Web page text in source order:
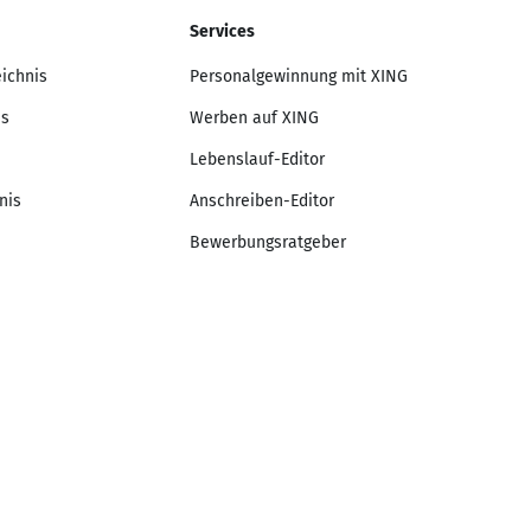
Services
Personalgewinnung mit XING
Werben auf XING
Lebenslauf-Editor
Anschreiben-Editor
Bewerbungsratgeber